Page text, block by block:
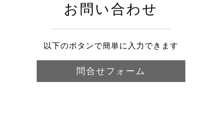
お問い合わせ
以下のボタンで簡単に入力できます
問合せフォーム